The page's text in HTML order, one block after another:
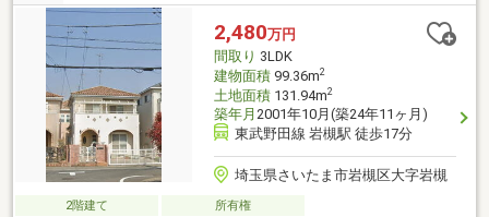
2,480万円
間取り 3LDK
建物面積99.36m2
土地面積131.94m2
築年月 2001年10月(築24年11ヶ月)
東武野田線 岩槻駅 徒歩17分
埼玉県さいたま市岩槻区大字岩槻
2階建て 所有権